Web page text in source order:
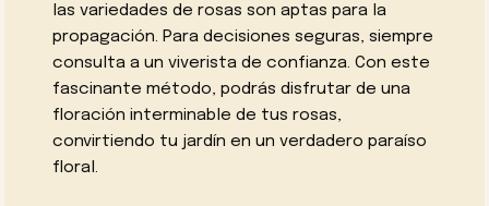
las variedades de rosas son aptas para la
propagación. Para decisiones seguras, siempre
consulta a un viverista de confianza. Con este
fascinante método, podrás disfrutar de una
floración interminable de tus rosas,
convirtiendo tu jardín en un verdadero paraíso
floral.